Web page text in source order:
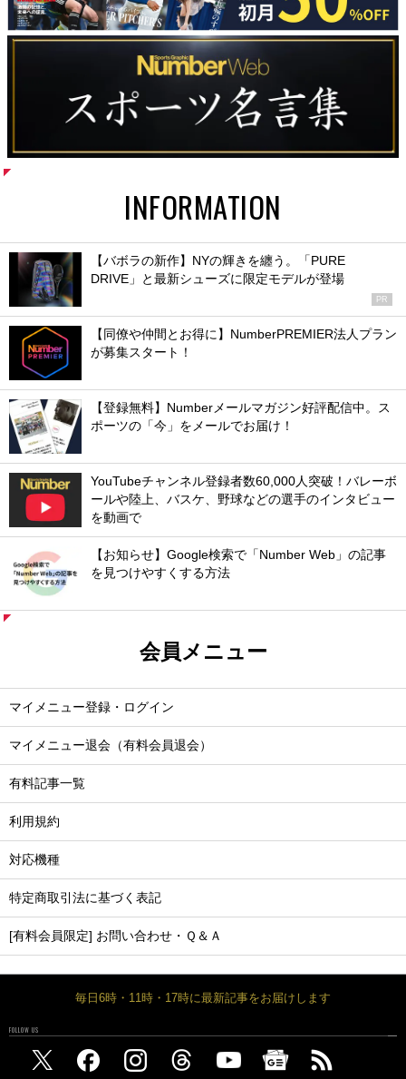
INFORMATION
【バボラの新作】NYの輝きを纏う。「PURE
DRIVE」と最新シューズに限定モデルが登場
PR
【同僚や仲間とお得に】NumberPREMIER法人プラン
が募集スタート！
【登録無料】Numberメールマガジン好評配信中。ス
ポーツの「今」をメールでお届け！
YouTubeチャンネル登録者数60,000人突破！バレーボ
ールや陸上、バスケ、野球などの選手のインタビュー
を動画で
【お知らせ】Google検索で「Number Web」の記事
を見つけやすくする方法
会員メニュー
マイメニュー登録・ログイン
マイメニュー退会（有料会員退会）
有料記事一覧
利用規約
対応機種
特定商取引法に基づく表記
[有料会員限定] お問い合わせ・Ｑ＆Ａ
毎日6時・11時・17時に最新記事をお届けします
FOLLOW US